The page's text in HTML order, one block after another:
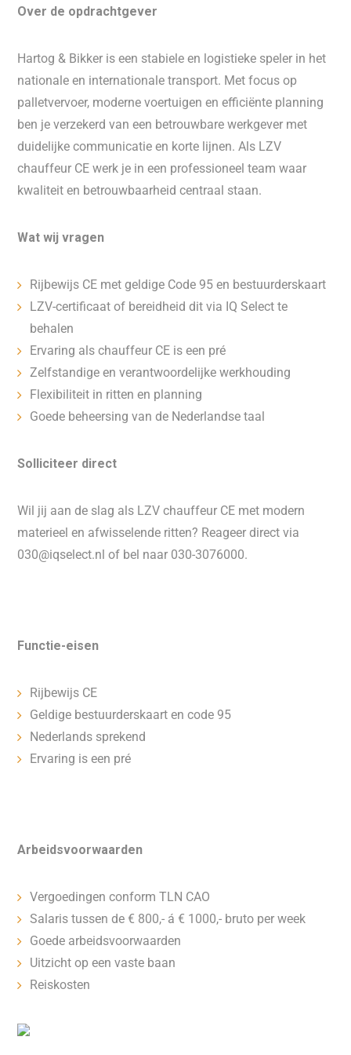
Over de opdrachtgever
Hartog & Bikker is een stabiele en logistieke speler in het
nationale en internationale transport. Met focus op
palletvervoer, moderne voertuigen en efficiënte planning
ben je verzekerd van een betrouwbare werkgever met
duidelijke communicatie en korte lijnen. Als LZV
chauffeur CE werk je in een professioneel team waar
kwaliteit en betrouwbaarheid centraal staan.
Wat wij vragen
Rijbewijs CE met geldige Code 95 en bestuurderskaart
LZV-certificaat of bereidheid dit via IQ Select te
behalen
Ervaring als chauffeur CE is een pré
Zelfstandige en verantwoordelijke werkhouding
Flexibiliteit in ritten en planning
Goede beheersing van de Nederlandse taal
Solliciteer direct
Wil jij aan de slag als LZV chauffeur CE met modern
materieel en afwisselende ritten? Reageer direct via
030@iqselect.nl of bel naar 030-3076000.
Functie-eisen
Rijbewijs CE
Geldige bestuurderskaart en code 95
Nederlands sprekend
Ervaring is een pré
Arbeidsvoorwaarden
Vergoedingen conform TLN CAO
Salaris tussen de € 800,- á € 1000,- bruto per week
Goede arbeidsvoorwaarden
Uitzicht op een vaste baan
Reiskosten